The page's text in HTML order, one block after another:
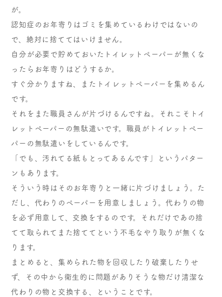
が。
認知症のお年寄りはゴミを集めているわけではないの
で、絶対に捨ててはいけません。
自分が必要で貯めておいたトイレットペーパーが無くな
ったらお年寄りはどうするか。
すぐ分かりますね、またトイレットペーパーを集めるん
です。
それをまた職員さんが片づけるんですね。それこそトイ
レットペーパーの無駄遣いです。職員がトイレットペー
パーの無駄遣いをしているんです。
「でも、汚れてる紙もとってあるんです」というパター
ンもあります。
そういう時はそのお年寄りと一緒に片づけましょう。た
だし、代わりのペーパーを用意しましょう。代わりの物
を必ず用意して、交換をするのです。それだけであの捨
てて取られてまた捨ててという不毛なやり取りが無くな
ります。
まとめると、集められた物を回収したり破棄したりせ
ず、その中から衛生的に問題がありそうな物だけ清潔な
代わりの物と交換する、ということです。